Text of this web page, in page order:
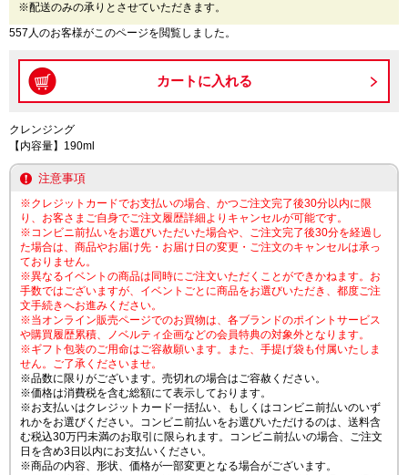
※配送のみの承りとさせていただきます。
557人のお客様がこのページを閲覧しました。
クレンジング
【内容量】190ml
注意事項
※クレジットカードでお支払いの場合、かつご注文完了後30分以内に限
り、お客さまご自身でご注文履歴詳細よりキャンセルが可能です。
※コンビニ前払いをお選びいただいた場合や、ご注文完了後30分を経過し
た場合は、商品やお届け先・お届け日の変更・ご注文のキャンセルは承っ
ておりません。
※異なるイベントの商品は同時にご注文いただくことができかねます。お
手数ではございますが、イベントごとに商品をお選びいただき、都度ご注
文手続きへお進みください。
※当オンライン販売ページでのお買物は、各ブランドのポイントサービス
や購買履歴累積、ノベルティ企画などの会員特典の対象外となります。
※ギフト包装のご用命はご容赦願います。また、手提げ袋も付属いたしま
せん。ご了承くださいませ。
※品数に限りがございます。売切れの場合はご容赦ください。
※価格は消費税を含む総額にて表示しております。
※お支払いはクレジットカード一括払い、もしくはコンビニ前払いのいず
れかをお選びください。コンビニ前払いをお選びいただけるのは、送料含
む税込30万円未満のお取引に限られます。コンビニ前払いの場合、ご注文
日を含め3日以内にお支払いください。
※商品の内容、形状、価格が一部変更となる場合がございます。